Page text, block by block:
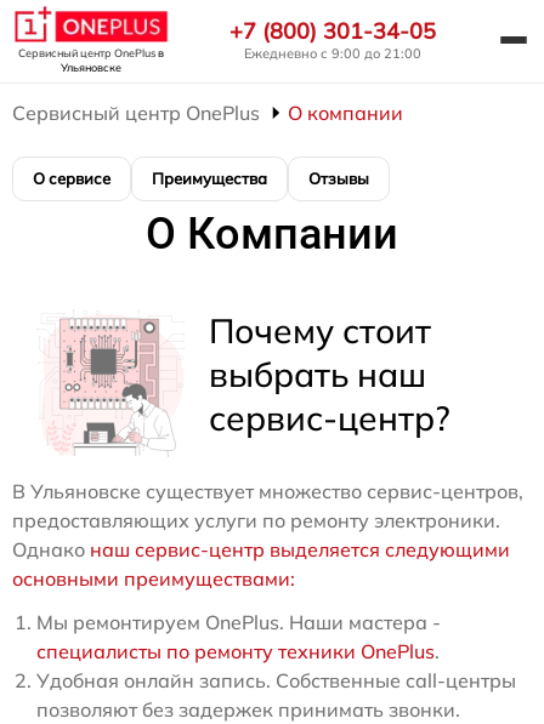
Сервисный центр OnePlusв
Ульяновске
+7 (800) 301-34-05
Ежедневно с 9:00 до 21:00
Сервисный центр OnePlus О компании
О сервисе Преимущества Отзывы
О Компании
Почему стоит
выбрать наш
сервис-центр?
В Ульяновске существует множество сервис-центров,
предоставляющих услуги по ремонту электроники.
Однако наш сервис-центр выделяется следующими
основными преимуществами:
Мы ремонтируем OnePlus. Наши мастера -
специалисты по ремонту техники OnePlus.
Удобная онлайн запись. Собственные call-центры
позволяют без задержек принимать звонки.